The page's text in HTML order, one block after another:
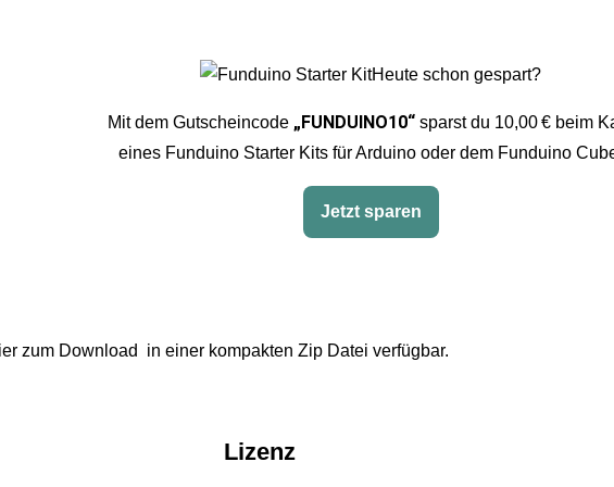
Heute schon gespart?
Mit dem Gutscheincode „FUNDUINO10“ sparst du 10,00 € beim
eines Funduino Starter Kits für Arduino oder dem Funduino
Jetzt sparen
zum Download in einer kompakten Zip Datei verfügbar.
Lizenz